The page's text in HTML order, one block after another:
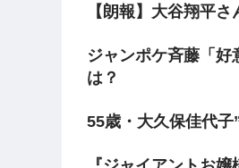
【朗報】大谷翔平
ジャンポケ斉藤「
は？
55歳・大久保佳代